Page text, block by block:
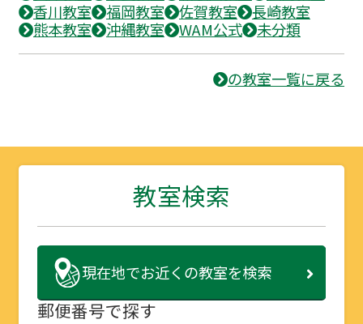
香川教室
福岡教室 佐賀教室
長崎教室
熊本教室
沖縄教室 WAM公式 未分類
の教室一覧に戻る
教室検索
現在地でお近くの教室を検索
郵便番号で探す